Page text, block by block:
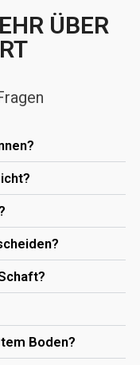
ÜBER
Boden?